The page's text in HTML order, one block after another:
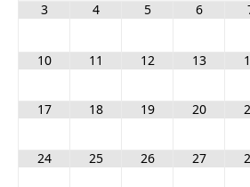
3 4 5 6
10 11 12 13
17 18 19 20
24 25 26 27